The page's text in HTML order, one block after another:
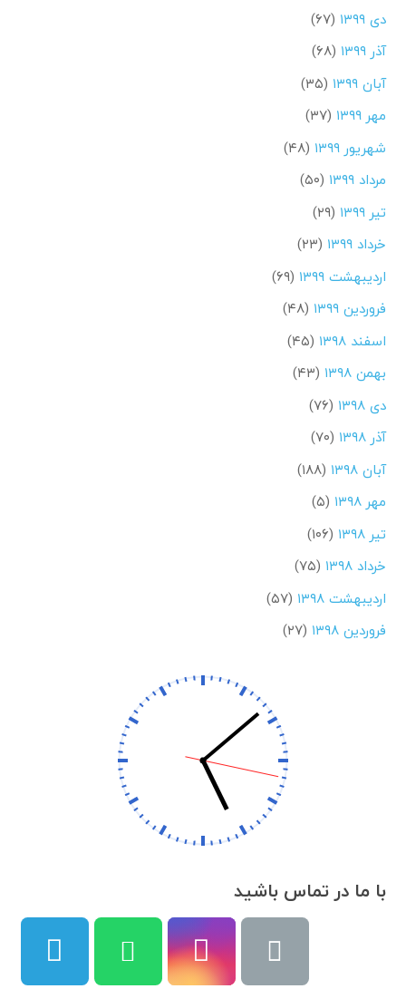
دی ۱۳۹۹
(۶۷)
آذر ۱۳۹۹
(۶۸)
آبان ۱۳۹۹
(۳۵)
مهر ۱۳۹۹
(۳۷)
شهریور ۱۳۹۹
(۴۸)
مرداد ۱۳۹۹
(۵۰)
تیر ۱۳۹۹
(۲۹)
خرداد ۱۳۹۹
(۲۳)
اردیبهشت ۱۳۹۹
(۶۹)
فروردین ۱۳۹۹
(۴۸)
اسفند ۱۳۹۸
(۴۵)
بهمن ۱۳۹۸
(۴۳)
دی ۱۳۹۸
(۷۶)
آذر ۱۳۹۸
(۷۰)
آبان ۱۳۹۸
(۱۸۸)
مهر ۱۳۹۸
(۵)
تیر ۱۳۹۸
(۱۰۶)
خرداد ۱۳۹۸
(۷۵)
اردیبهشت ۱۳۹۸
(۵۷)
فروردین ۱۳۹۸
(۲۷)
با ما در تماس باشید